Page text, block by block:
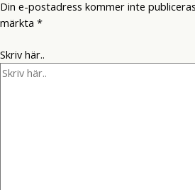
Din e-postadress kommer inte
märkta *
Skriv här..